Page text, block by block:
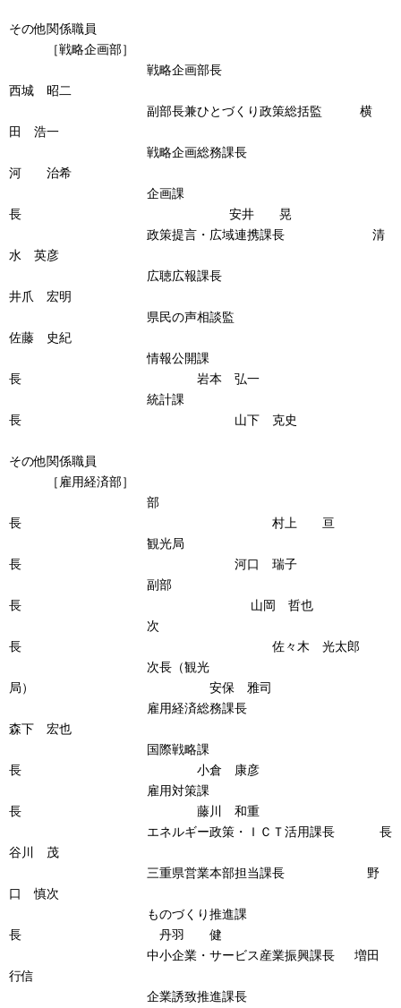
その他関係職員
［戦略企画部］
戦略企画部長
西城 昭二
副部長兼ひとづくり政策総括監 横
田 浩一
戦略企画総務課長
河 治希
企画課
長 安井 晃
政策提言・広域連携課長 清
水 英彦
広聴広報課長
井爪 宏明
県民の声相談監
佐藤 史紀
情報公開課
長 岩本 弘一
統計課
長 山下 克史
その他関係職員
［雇用経済部］
部
長 村上 亘
観光局
長 河口 瑞子
副部
長 山岡 哲也
次
長 佐々木 光太郎
次長（観光
局） 安保 雅司
雇用経済総務課長
森下 宏也
国際戦略課
長 小倉 康彦
雇用対策課
長 藤川 和重
エネルギー政策・ＩＣＴ活用課長 長
谷川 茂
三重県営業本部担当課長 野
口 慎次
ものづくり推進課
長 丹羽 健
中小企業・サービス産業振興課長 増田
行信
企業誘致推進課長